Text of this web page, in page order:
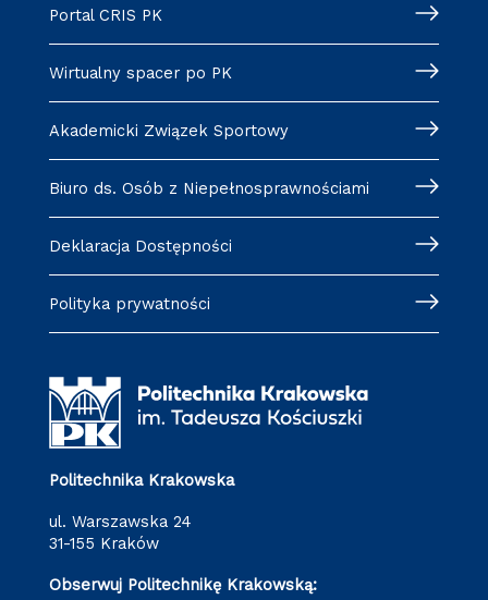
Portal CRIS PK
Wirtualny spacer po PK
Akademicki Związek Sportowy
Biuro ds. Osób z Niepełnosprawnościami
Deklaracja Dostępności
Polityka prywatności
Politechnika Krakowska
ul. Warszawska 24
31-155 Kraków
Obserwuj Politechnikę Krakowską: